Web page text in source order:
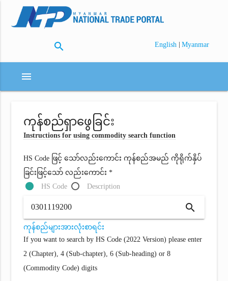
search English | Myanmar
menu
ကုန်စည်ရှာဖွေခြင်း
Instructions for using commodity search function
HS Code ဖြင့် သော်လည်းကောင်း ကုန်စည်အမည် ကိုရိုက်နှိပ်
ခြင်းဖြင့်သော် လည်းကောင်း *
HS Code
Description
search
ကုန်စည်များအားလုံးစာရင်း
If you want to search by HS Code (2022 Version) please enter
2 (Chapter), 4 (Sub-chapter), 6 (Sub-heading) or 8
(Commodity Code) digits